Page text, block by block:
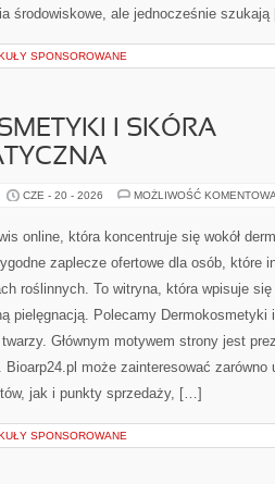
środowiskowe, ale jednocześnie
SPONSOROWANE
I SKÓRA
CZE - 20 - 2026 MOŻLIWOŚĆ
online, która koncentruje się wokół
zaplecze ofertowe dla osób, które
roślinnych. To witryna, która wpisuje
pielęgnacją. Polecamy Dermokosmetyki
Głównym motywem strony jest
Bioarp24.pl może zainteresować
jak i punkty sprzedaży, […]
SPONSOROWANE